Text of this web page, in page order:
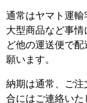
通常はヤマト運輸
大型商品など事
ど他の運送便で
願います。
納期は通常、ご
合にはご連絡い